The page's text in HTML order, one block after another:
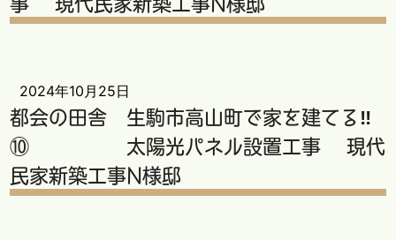
2024年10月25日
都会の田舎 生駒市高山町で家を建てる‼
⑩ 太陽光パネル設置工事 現代
民家新築工事N様邸